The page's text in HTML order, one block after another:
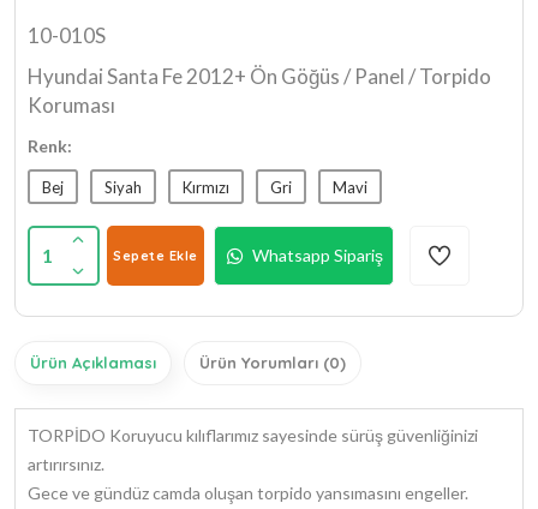
10-010S
Hyundai Santa Fe 2012+ Ön Göğüs / Panel / Torpido
Koruması
Renk:
Bej Siyah Kırmızı Gri Mavi
1 Sepete Ekle Whatsapp Sipariş
Ürün Açıklaması Ürün Yorumları (0)
TORPİDO Koruyucu kılıflarımız sayesinde sürüş güvenliğinizi
artırırsınız.
Gece ve gündüz camda oluşan torpido yansımasını engeller.